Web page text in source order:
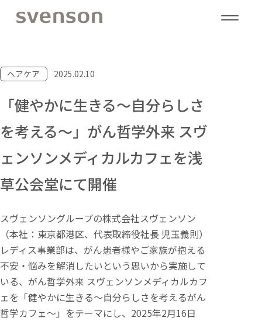
ヘアケア 2025.02.10
「健やかに生きる～自分らしさ
を考える～」がん哲学外来 スヴ
ェンソンメディカルカフェを浅
草公会堂にて開催
スヴェンソングループの株式会社スヴェンソン
（本社：東京都港区、代表取締役社長 児玉義則）
レディス事業部は、がん患者様やご家族が抱える
不安・悩みを解消したいという思いから実施して
いる、がん哲学外来 スヴェンソンメディカルカフ
ェを「健やかに生きる～自分らしさを考えるがん
哲学カフェ～」をテーマにし、2025年2月16日